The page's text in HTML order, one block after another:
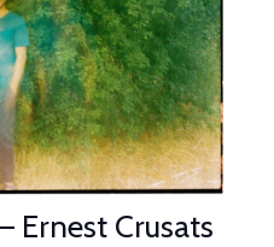
Ernest Crusats